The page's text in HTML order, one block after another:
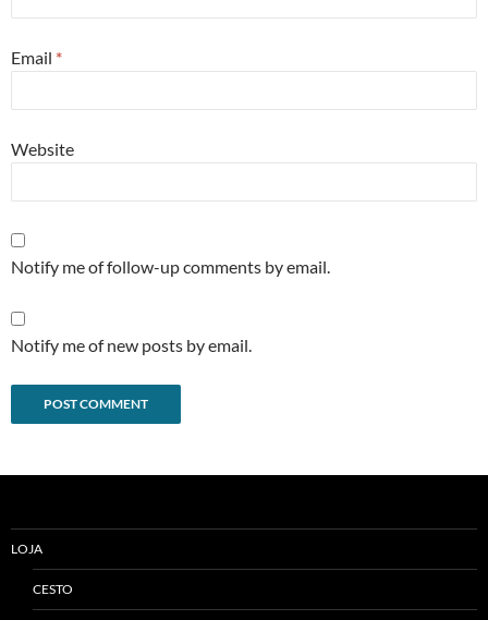
Email *
Website
Notify me of follow-up comments by email.
Notify me of new posts by email.
LOJA
CESTO